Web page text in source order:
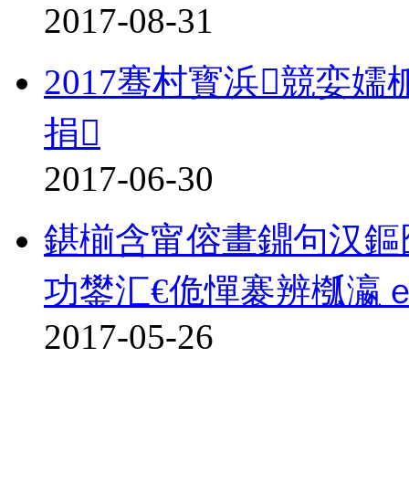
2017-08-31
2017骞村寳浜競娈嬬
捐
2017-06-30
鍖椾含甯傛畫鐤句汉
功鐢汇€佹憚褰辨槬瀛
2017-05-26